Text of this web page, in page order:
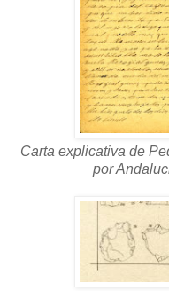
Carta explicativa de
por